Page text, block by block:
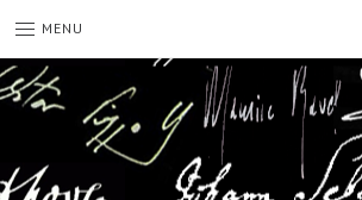
MENU